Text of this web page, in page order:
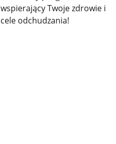
wspierający Twoje zdrowie i
cele odchudzania!